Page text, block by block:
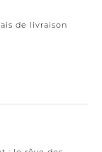
de livraison